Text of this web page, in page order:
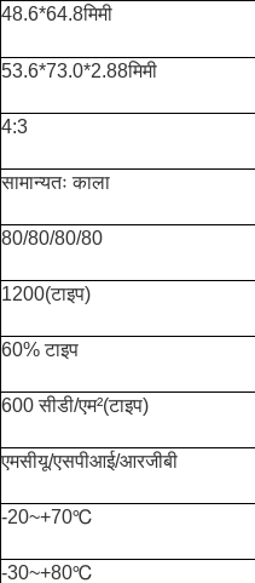
48.6*64.8मिमी
53.6*73.0*2.88मिमी
4:3
सामान्यतः काला
80/80/80/80
1200(टाइप)
60% टाइप
600 सीडी/एम²(टाइप)
एमसीयू/एसपीआई/आरजीबी
-20~+70℃
-30~+80℃